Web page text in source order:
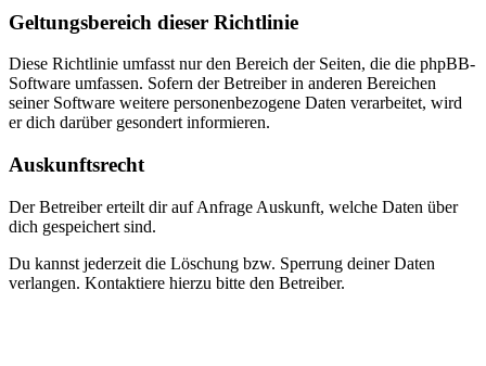
Geltungsbereich dieser Richtlinie
Diese Richtlinie umfasst nur den Bereich der Seiten, die die phpBB-
Software umfassen. Sofern der Betreiber in anderen Bereichen
seiner Software weitere personenbezogene Daten verarbeitet, wird
er dich darüber gesondert informieren.
Auskunftsrecht
Der Betreiber erteilt dir auf Anfrage Auskunft, welche Daten über
dich gespeichert sind.
Du kannst jederzeit die Löschung bzw. Sperrung deiner Daten
verlangen. Kontaktiere hierzu bitte den Betreiber.